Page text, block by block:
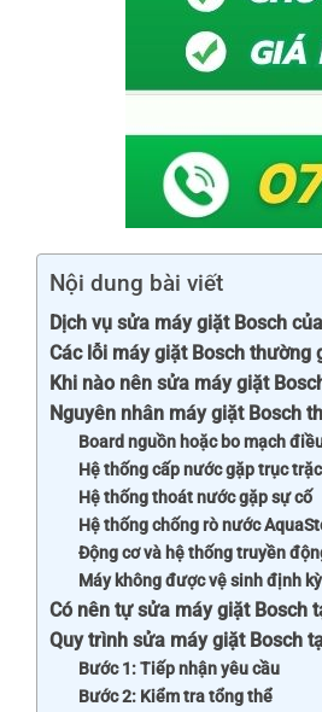
Nội dung bài viết
Dịch vụ sửa máy giặt Bosch
Các lỗi máy giặt Bosch thường
Khi nào nên sửa máy giặt
Nguyên nhân máy giặt Bosch
Board nguồn hoặc bo mạch
Hệ thống cấp nước gặp trục trặc
Hệ thống thoát nước gặp sự cố
Hệ thống chống rò nước
Động cơ và hệ thống truyền
Máy không được vệ sinh định kỳ
Có nên tự sửa máy giặt Bosch
Quy trình sửa máy giặt Bosch
Bước 1: Tiếp nhận yêu cầu
Bước 2: Kiểm tra tổng thể